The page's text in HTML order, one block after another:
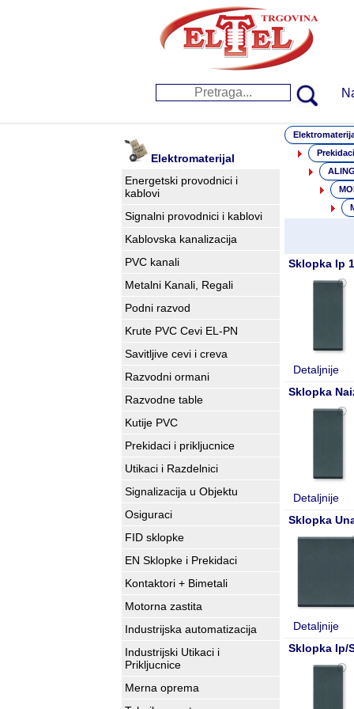
Elektromaterijal
Energetski provodnici i
kablovi
Signalni provodnici i kablovi
Kablovska kanalizacija
PVC kanali
Metalni Kanali, Regali
Podni razvod
Krute PVC Cevi EL-PN
Savitljive cevi i creva
Razvodni ormani
Razvodne table
Kutije PVC
Prekidaci i prikljucnice
Utikaci i Razdelnici
Signalizacija u Objektu
Osiguraci
FID sklopke
EN Sklopke i Prekidaci
Kontaktori + Bimetali
Motorna zastita
Industrijska automatizacija
Industrijski Utikaci i
Prikljucnice
Merna oprema
Sklopka Ip
Detaljnije
Sklopka
Detaljnije
Sklopka
Detaljnije
Sklopka Ip/